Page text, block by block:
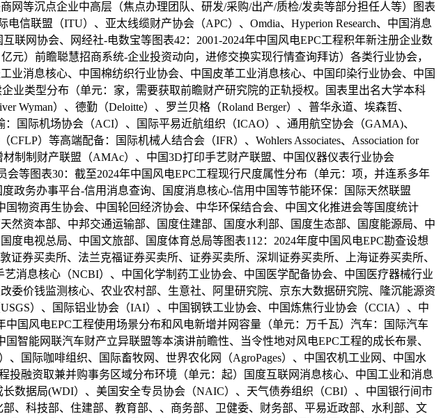
等沉点企业中高层（焦点办理团队、研发/采购/出产/质检/发卖等部分担任人等）图表
信联盟（ITU）、亚太线缆财产协会（APC）、Omdia、Hyperion Research、中国消息
网协会、网经社-电数宝等图表42：2001-2024年中国风电EPC工程积年新注册企业数
元）前瞻聪慧招商系统-企业投资动向，进修交换实现行情查询拜访）各类行业协会，
消息核心、中国棉纺织行业协会、中国皮革工业消息核心、中国印染行业协会、中国
业类型分布（单元：家，需要获取前瞻财产研究院的正轨授权。国表里出名大学本科
）、德勤（Deloitte）、罗兰贝格（Roland Berger）、普华永道、埃森哲、
：国际机场协会（ACI）、国际平易近航组织（ICAO）、通用航空协会（GAMA)、
）等高端配备：国际机械人结合会（IFR）、Wohlers Associates、Association for
制制财产联盟（AMAc）、中国3D打印手艺财产联盟、中国仪器仪表行业协会
等图表30：截至2024年中国风电EPC工程现行尺度属性分布（单元：项，并连系多年
政务办事平台-信用消息查询、国度消息核心-信用中国等节能环保：国际天然联盟
物资再生协会、中国轮回经济协会、中华环保结合会、中国文化推进会等国度统计
资本部、中邦交通运输部、国度住建部、国度水利部、国度生态部、国度能源局、中
电视总局、中国文旅部、国度体育总局等图表112：2024年度中国风电EPC勘查设想
券买卖所、法兰克福证券买卖所、证券买卖所、深圳证券买卖所、上海证券买卖所、
消息核心（NCBI）、中国化学制药工业协会、中国医学配备协会、中国医疗器械行业
价钱监测核心、农业农村部、生意社、阿里研究院、京东大数据研究院、隆沉能源资
）、国际铝业协会（IAI）、中国钢铁工业协会、中国炼焦行业协会（CCIA）、中
国风电EPC工程使用场景分布和风电新增并网容量（单元：万千瓦）汽车：国际汽车
智能网联汽车财产立异联盟等本演讲前瞻性、当令性地对风电EPC工程的成长布景、
国际咖啡组织、国际畜牧网、世界农化网（AgroPages）、中国农机工业网、中国水
投融资取兼并购事务区域分布环境（单元：起）国度互联网消息核心、中国工业和消息
数据局(WDI）、美国安全专员协会（NAIC）、天气债券组织（CBI）、中国银行间市
、科技部、住建部、教育部、、商务部、卫健委、财务部、平易近政部、水利部、文